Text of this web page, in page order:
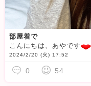
部屋着で
こんにちは、あやです
2024/2/20 (火) 17:52
0 54